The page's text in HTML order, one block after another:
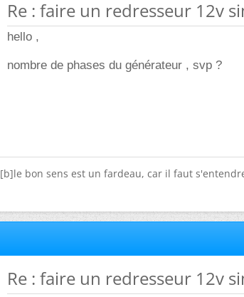
Re : faire un redresseur 12v
hello ,
nombre de phases du générateur , svp ?
[b]le bon sens est un fardeau, car il faut
Re : faire un redresseur 12v